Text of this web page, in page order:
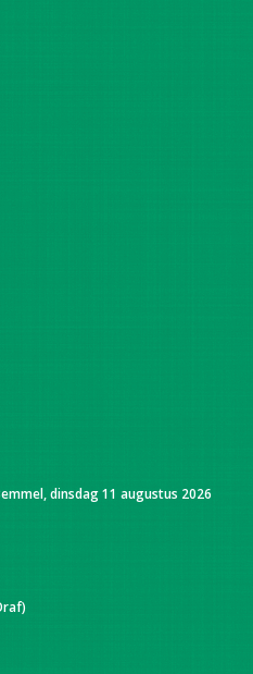
dinsdag 11 augustus 2026